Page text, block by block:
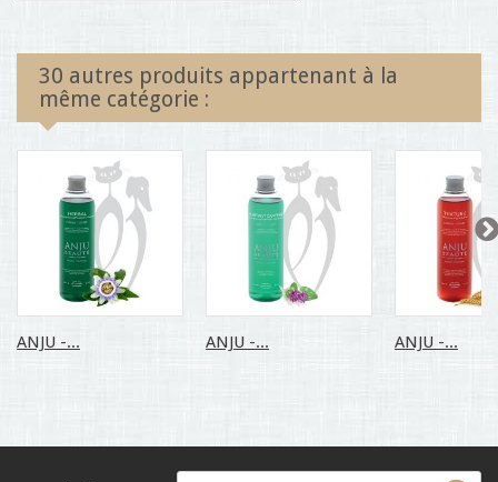
30 autres produits appartenant à la
même catégorie :
ANJU -... ANJU -... ANJU -...